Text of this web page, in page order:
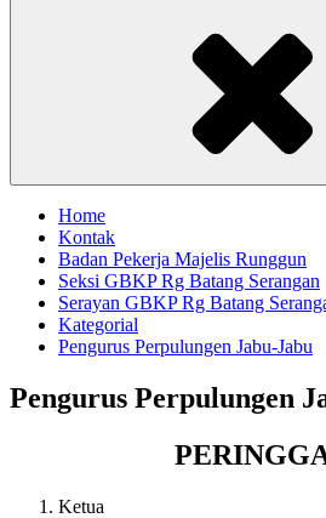
Home
Kontak
Badan Pekerja Majelis Runggun
Seksi GBKP Rg Batang Serangan
Serayan GBKP Rg Batang
Kategorial
Pengurus Perpulungen Jabu-Jabu
Pengurus Perpulungen
Ketua